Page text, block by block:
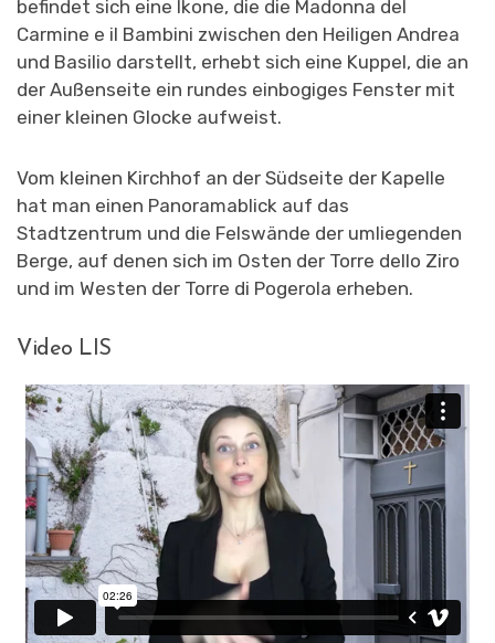
befindet sich eine Ikone, die die Madonna del
Carmine e il Bambini zwischen den Heiligen Andrea
und Basilio darstellt, erhebt sich eine Kuppel, die an
der Außenseite ein rundes einbogiges Fenster mit
einer kleinen Glocke aufweist.
Vom kleinen Kirchhof an der Südseite der Kapelle
hat man einen Panoramablick auf das
Stadtzentrum und die Felswände der umliegenden
Berge, auf denen sich im Osten der Torre dello Ziro
und im Westen der Torre di Pogerola erheben.
Video LIS